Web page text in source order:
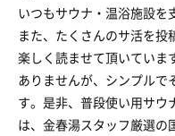
いつもサウナ・温浴施設を
また、たくさんのサ活を投
楽しく読ませて頂いていま
ありませんが、シンプルで
す。是非、普段使い用サウ
は、金春湯スタッフ厳選の